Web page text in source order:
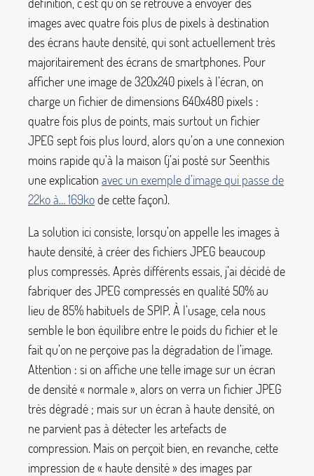
images avec quatre fois plus de pixels à destination
des écrans haute densité, qui sont actuellement très
majoritairement des écrans de smartphones. Pour
afficher une image de 320x240 pixels à l’écran, on
charge un fichier de dimensions 640x480 pixels :
quatre fois plus de points, mais surtout un fichier
JPEG sept fois plus lourd, alors qu’on a une connexion
moins rapide qu’à la maison (j’ai posté sur Seenthis
une explication avec un exemple d’image qui passe de
22ko à… 169kode cette façon).
La solution ici consiste, lorsqu’on appelle les images à
haute densité, à créer des fichiers JPEG beaucoup
plus compressés. Après différents essais, j’ai décidé de
fabriquer des JPEG compressés en qualité 50% au
lieu de 85% habituels de SPIP. À l’usage, cela nous
semble le bon équilibre entre le poids du fichier et le
fait qu’on ne perçoive pas la dégradation de l’image.
Attention : si on affiche une telle image sur un écran
de densité « normale», alors on verra un fichier JPEG
très dégradé ; mais sur un écran à haute densité, on
ne parvient pas à détecter les artefacts de
compression. Mais on perçoit bien, en revanche, cette
impression de « haute densité» des images par